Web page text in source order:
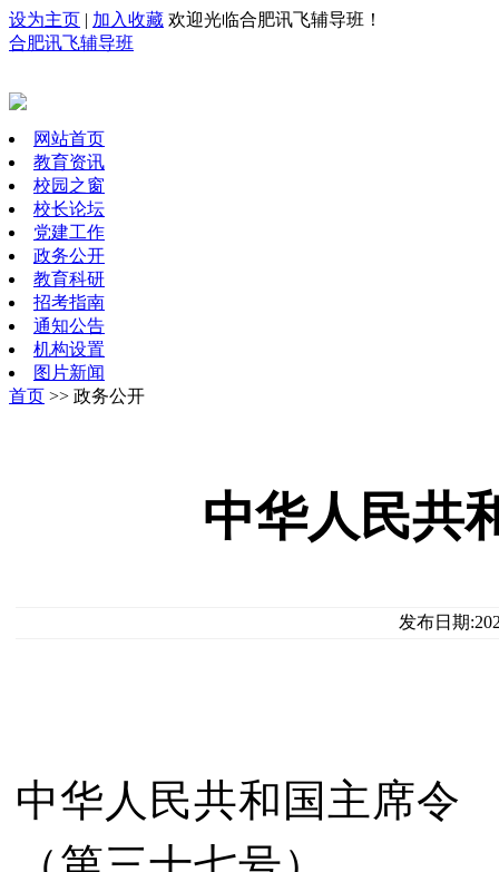
设为主页 | 加入收藏 欢迎光临合肥讯飞辅导班！
合肥讯飞辅导班
网站首页
教育资讯
校园之窗
校长论坛
党建工作
政务公开
教育科研
招考指南
通知公告
机构设置
图片新闻
首页 >> 政务公开
中华人民共
发布日期
中华人民共和国主席令